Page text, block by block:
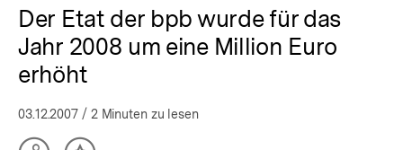
Der Etat der bpb wurde für das
Jahr 2008 um eine Million Euro
erhöht
03.12.2007 / 2 Minuten zu lesen